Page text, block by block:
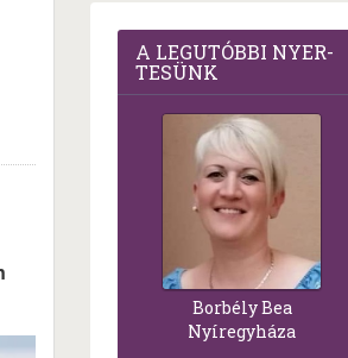
A LEG­U­TÓB­BI NYER­
TE­SÜNK
Borbély Bea
Nyíregyháza